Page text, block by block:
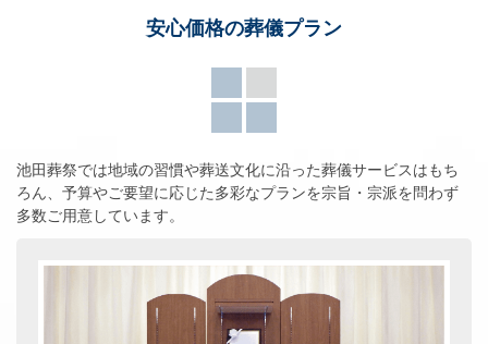
安心価格の葬儀プラン
池田葬祭では地域の習慣や葬送文化に沿った葬儀サービスはもち
ろん、 予算やご要望に応じた多彩なプランを宗旨・宗派を問わず
多数ご用意しています。